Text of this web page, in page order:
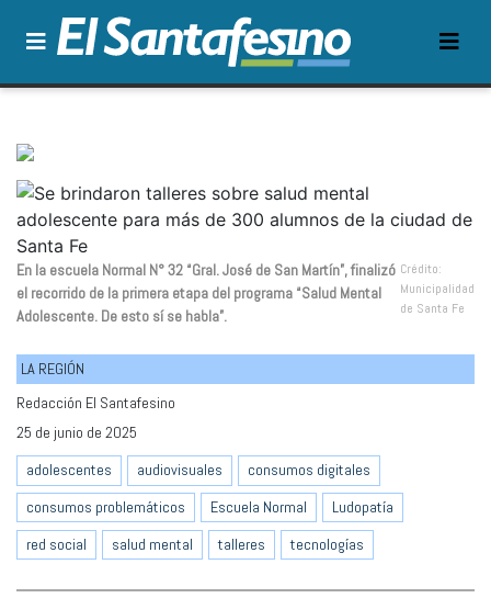
En la escuela Normal N° 32 “Gral. José de San Martín”, finalizó
el recorrido de la primera etapa del programa “Salud Mental
Adolescente. De esto sí se habla”.
Crédito:
Municipalidad
de Santa Fe
LA REGIÓN
Redacción El Santafesino
25 de junio de 2025
adolescentes
audiovisuales
consumos digitales
consumos problemáticos
Escuela Normal
Ludopatía
red social
salud mental talleres tecnologías